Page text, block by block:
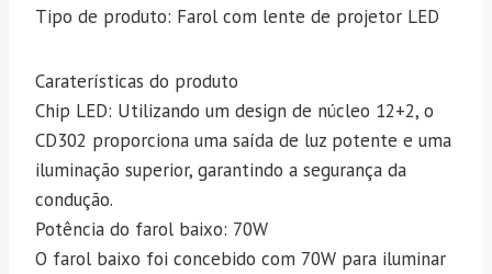
Tipo de produto: Farol com lente de projetor LED
Caraterísticas do produto
Chip LED: Utilizando um design de núcleo 12+2, o
CD302 proporciona uma saída de luz potente e uma
iluminação superior, garantindo a segurança da
condução.
Potência do farol baixo: 70W
O farol baixo foi concebido com 70W para iluminar